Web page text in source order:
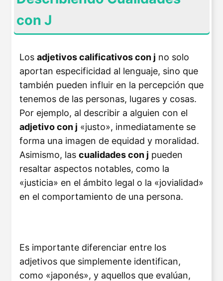
con J
Los adjetivos calificativos con j no solo
aportan especificidad al lenguaje, sino que
también pueden influir en la percepción que
tenemos de las personas, lugares y cosas.
Por ejemplo, al describir a alguien con el
adjetivo con j «justo», inmediatamente se
forma una imagen de equidad y moralidad.
Asimismo, las cualidades con j pueden
resaltar aspectos notables, como la
«justicia» en el ámbito legal o la «jovialidad»
en el comportamiento de una persona.
Es importante diferenciar entre los
adjetivos que simplemente identifican,
como «japonés», y aquellos que evalúan,